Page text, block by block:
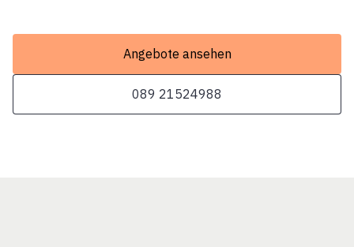
Angebote ansehen
089 21524988